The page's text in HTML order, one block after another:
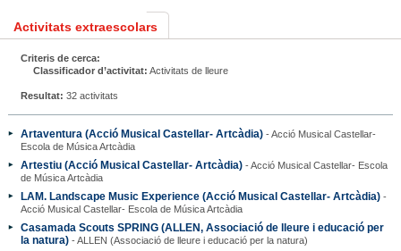
Activitats extraescolars
Criteris de cerca:
Classificador d’activitat: Activitats de lleure
Resultat: 32 activitats
Artaventura (Acció Musical Castellar- Artcàdia)- Acció Musical Castellar-
Escola de Música Artcàdia
Artestiu (Acció Musical Castellar- Artcàdia)- Acció Musical Castellar- Escola
de Música Artcàdia
LAM. Landscape Music Experience (Acció Musical Castellar- Artcàdia)-
Acció Musical Castellar- Escola de Música Artcàdia
Casamada Scouts SPRING (ALLEN, Associació de lleure i educació per
la natura)- ALLEN (Associació de lleure i educació per la natura)